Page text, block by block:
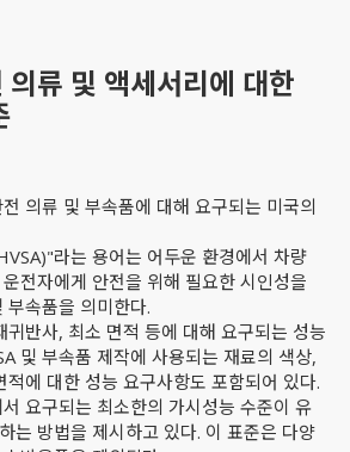
의류 및 액세서리에 대한
의류 및 부속품에 대해 요구되는 미국의
라는 용어는 어두운 환경에서 차량
전자에게 안전을 위해 필요한 시인성을
부속품을 의미한다.
귀반사, 최소 면적 등에 대해 요구되는 성능
및 부속품 제작에 사용되는 재료의 색상,
에 대한 성능 요구사항도 포함되어 있다.
요구되는 최소한의 가시성능 수준이 유
는 방법을 제시하고 있다. 이 표준은 다양